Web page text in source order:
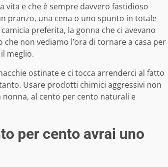
e che è sempre davvero fastidioso
pranzo, una cena o uno spunto in totale
preferita, la gonna che ci avevano
non vediamo l’ora di tornare a casa per
meglio.
ostinate e ci tocca arrenderci al fatto
Usare prodotti chimici aggressivi non
al cento per cento naturali e
per cento avrai uno